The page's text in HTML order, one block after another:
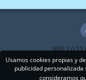
SMF 2.0.13
Copyright © 2015 -
Usamos cookies propias y
publicidad personalizada
consideramos